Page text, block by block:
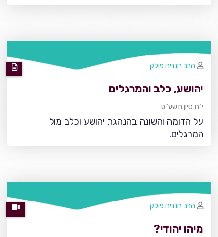
יהושע, כלב והמרגלים
י"ח סיון תשע"ט
על הדומה והשונה בהנהגת יהושע וכלב מול
המרגלים.
הרב חנניה פולק
מיהו יהודי?
הרב חנניה פולק